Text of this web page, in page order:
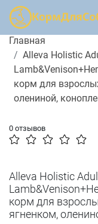
Главная
Alleva Holistic
корм для
олениной,
0 отзывов
Alleva Holistic
корм для
ягненком,